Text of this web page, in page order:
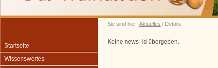
Sie sind hier: Aktuelles / Details
Startseite
Wissenswertes
Keine news_id übergeben.